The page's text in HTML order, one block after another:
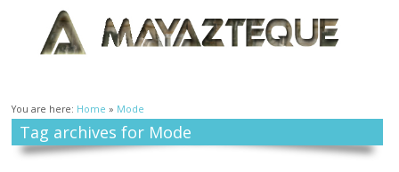
You are here: Home » Mode
Tag archives for Mode